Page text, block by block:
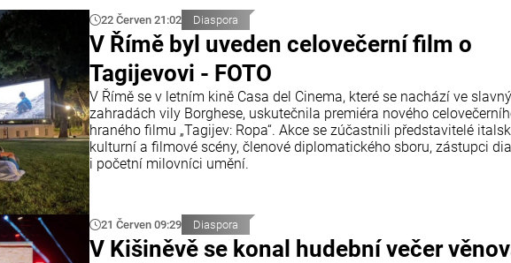
22 Červen 21:02 Diaspora
V Římě byl uveden celovečerní film o
Tagijevovi - FOTO
V Římě se v letním kině Casa del Cinema, které se nachází ve
zahradách vily Borghese, uskutečnila premiéra nového
hraného filmu „Tagijev: Ropa“. Akce se zúčastnili představitelé
kulturní a filmové scény, členové diplomatického sboru, zástupci
i početní milovníci umění.
21 Červen 09:29 Diaspora
V Kišiněvě se konal hudební večer